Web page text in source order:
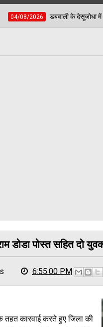
के देसूजोधा में 'ज़हरीले पानी' का
डोडा पोस्त सहित दो
6:55:00 PM
कारवाई करते हुए जिला की